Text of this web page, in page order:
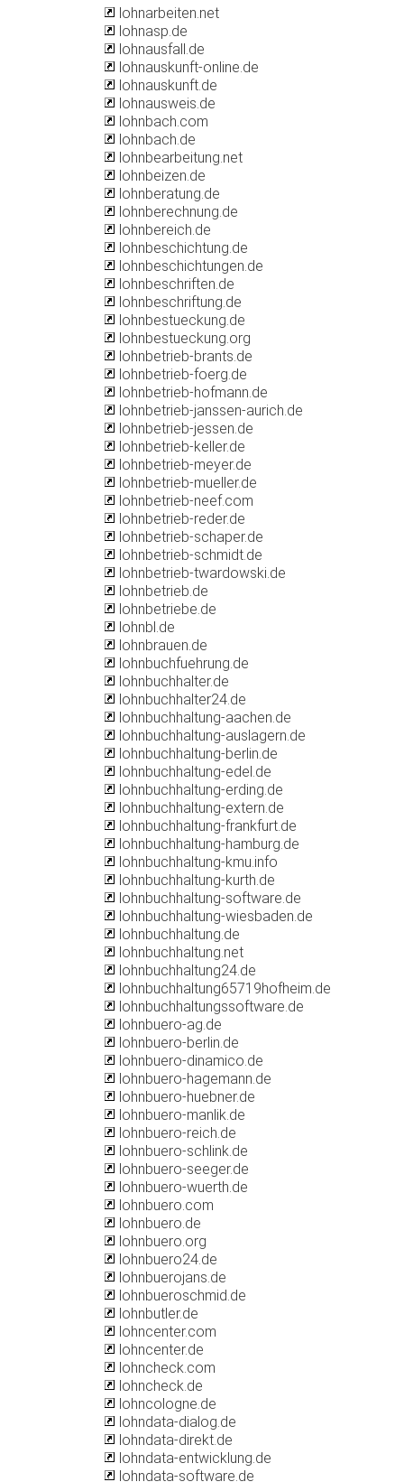
lohnarbeiten.net
lohnasp.de
lohnausfall.de
lohnauskunft-online.de
lohnauskunft.de
lohnausweis.de
lohnbach.com
lohnbach.de
lohnbearbeitung.net
lohnbeizen.de
lohnberatung.de
lohnberechnung.de
lohnbereich.de
lohnbeschichtung.de
lohnbeschichtungen.de
lohnbeschriften.de
lohnbeschriftung.de
lohnbestueckung.de
lohnbestueckung.org
lohnbetrieb-brants.de
lohnbetrieb-foerg.de
lohnbetrieb-hofmann.de
lohnbetrieb-janssen-aurich.de
lohnbetrieb-jessen.de
lohnbetrieb-keller.de
lohnbetrieb-meyer.de
lohnbetrieb-mueller.de
lohnbetrieb-neef.com
lohnbetrieb-reder.de
lohnbetrieb-schaper.de
lohnbetrieb-schmidt.de
lohnbetrieb-twardowski.de
lohnbetrieb.de
lohnbetriebe.de
lohnbl.de
lohnbrauen.de
lohnbuchfuehrung.de
lohnbuchhalter.de
lohnbuchhalter24.de
lohnbuchhaltung-aachen.de
lohnbuchhaltung-auslagern.de
lohnbuchhaltung-berlin.de
lohnbuchhaltung-edel.de
lohnbuchhaltung-erding.de
lohnbuchhaltung-extern.de
lohnbuchhaltung-frankfurt.de
lohnbuchhaltung-hamburg.de
lohnbuchhaltung-kmu.info
lohnbuchhaltung-kurth.de
lohnbuchhaltung-software.de
lohnbuchhaltung-wiesbaden.de
lohnbuchhaltung.de
lohnbuchhaltung.net
lohnbuchhaltung24.de
lohnbuchhaltung65719hofheim.de
lohnbuchhaltungssoftware.de
lohnbuero-ag.de
lohnbuero-berlin.de
lohnbuero-dinamico.de
lohnbuero-hagemann.de
lohnbuero-huebner.de
lohnbuero-manlik.de
lohnbuero-reich.de
lohnbuero-schlink.de
lohnbuero-seeger.de
lohnbuero-wuerth.de
lohnbuero.com
lohnbuero.de
lohnbuero.org
lohnbuero24.de
lohnbuerojans.de
lohnbueroschmid.de
lohnbutler.de
lohncenter.com
lohncenter.de
lohncheck.com
lohncheck.de
lohncologne.de
lohndata-dialog.de
lohndata-direkt.de
lohndata-entwicklung.de
lohndata-software.de